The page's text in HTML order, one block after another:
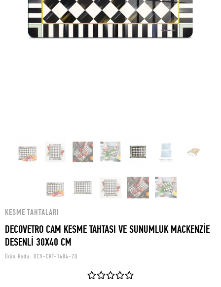
KESME TAHTALARI
DECOVETRO CAM KESME TAHTASI VE SUNUMLUK MACKENZİE
DESENLİ 30X40 CM
Ürün Kodu: DCV-CKT-1484-2Q